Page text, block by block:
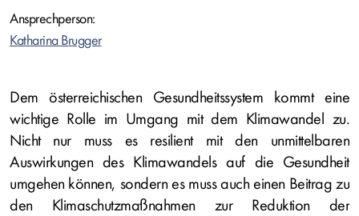
Ansprechperson:
Katharina Brugger
Dem österreichischen Gesundheitssystem kommt eine
wichtige Rolle im Umgang mit dem Klimawandel zu.
Nicht nur muss es resilient mit den unmittelbaren
Auswirkungen des Klimawandels auf die Gesundheit
umgehen können, sondern es muss auch einen Beitrag zu
den Klimaschutzmaßnahmen zur Reduktion der